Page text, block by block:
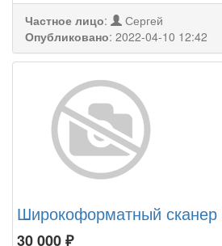
Частное лицо:
Сергей
Опубликовано: 2022-04-10 12:42
Широкоформатный сканер
30 000₽